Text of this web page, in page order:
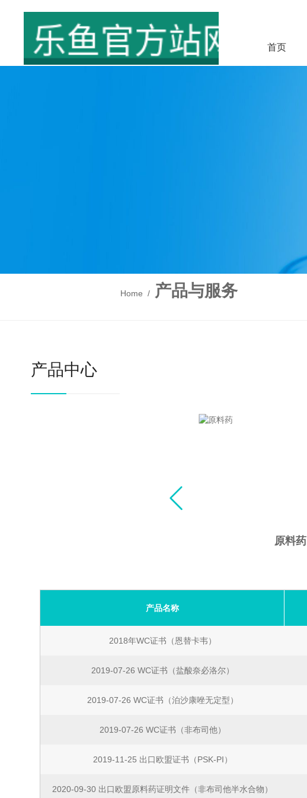
首页
Home / 产品与服务
产品中心
原料药

产品名称
2018年WC证书（恩替卡韦）
2019-07-26 WC证书（盐酸奈必洛尔）
2019-07-26 WC证书（泊沙康唑无定型）
2019-07-26 WC证书（非布司他）
2019-11-25 出口欧盟证书（PSK-PI）
2020-09-30 出口欧盟原料药证明文件（非布司他半水合物）